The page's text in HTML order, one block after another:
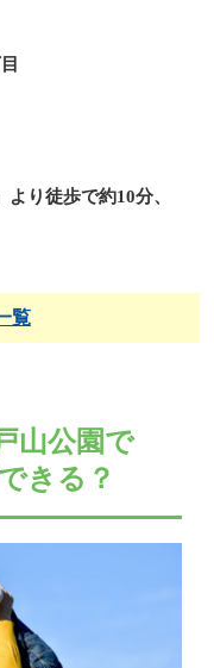
り徒歩で約10分、
覧
山公園で
きる？